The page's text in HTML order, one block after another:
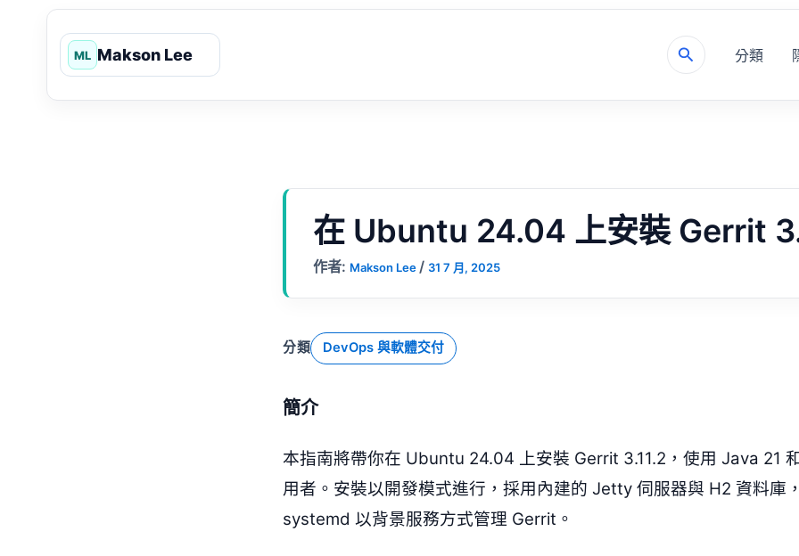
搜
尋
分類
在 Ubuntu 24.04 上安裝 Gerrit
作者: Makson Lee / 31 7 月, 2025
分類 DevOps 與軟體交付
簡介
本指南將帶你在 Ubuntu 24.04 上安裝 Gerrit 3.11.2，使用 Java 21
用者。安裝以開發模式進行，採用內建的 Jetty 伺服器與 H2 資料庫
systemd 以背景服務方式管理 Gerrit。